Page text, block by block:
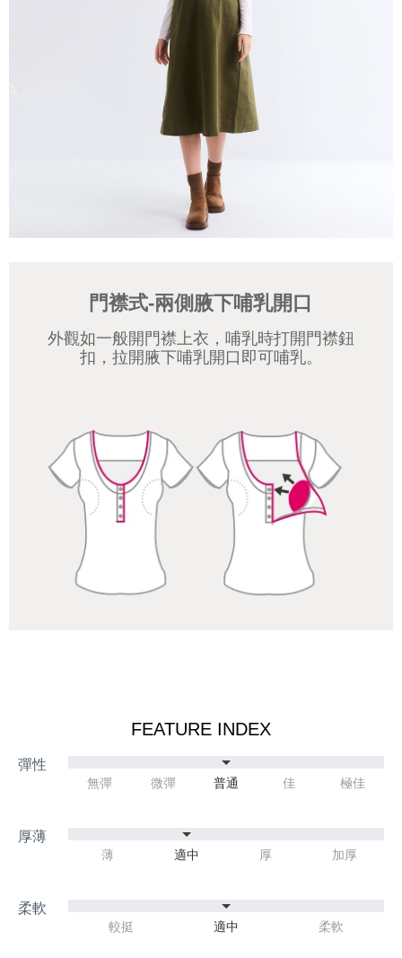
門襟式-兩側腋下哺乳開口
外觀如一般開門襟上衣，哺乳時打開門襟鈕
扣，拉開腋下哺乳開口即可哺乳。
FEATURE INDEX
無彈 微彈 普通 佳 極佳
薄 適中 厚 加厚
較挺 適中 柔軟